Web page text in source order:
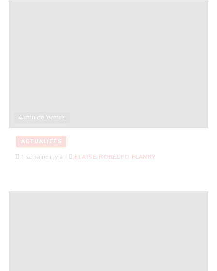
4 min de lecture
ACTUALITÉS
1 semaine il y a
BLAISE ROBELTO FLANKY